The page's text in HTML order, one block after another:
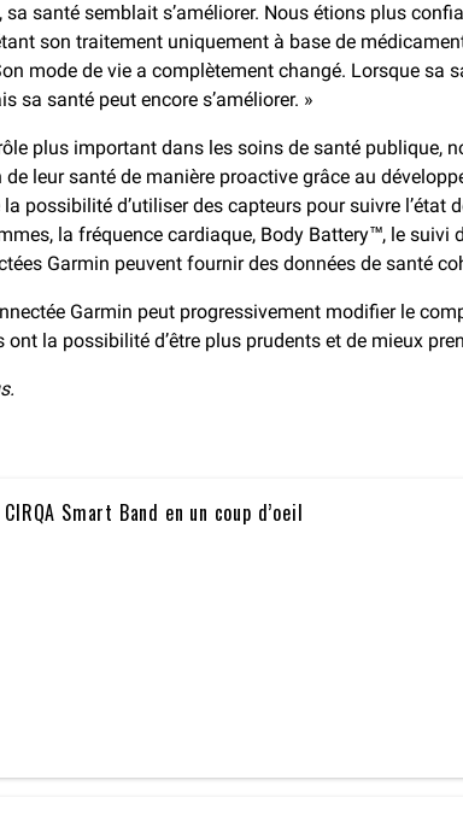
santé semblait s’améliorer. Nous étions plus
son traitement uniquement à base de
mode de vie a complètement changé. Lorsque sa
sa santé peut encore s’améliorer. »
plus important dans les soins de santé publique,
leur santé de manière proactive grâce au
possibilité d’utiliser des capteurs pour suivre
la fréquence cardiaque, Body Battery™, le suivi
Garmin peuvent fournir des données de santé
Garmin peut progressivement modifier le
la possibilité d’être plus prudents et de mieux
Smart Band en un coup d’oeil